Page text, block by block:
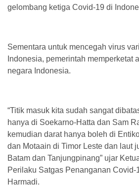
gelombang ketiga Covid-19 di
Sementara untuk mencegah virus
Indonesia, pemerintah memperketat
negara Indonesia.
“Titik masuk kita sudah sangat
hanya di Soekarno-Hatta dan Sam
kemudian darat hanya boleh di
dan Motaain di Timor Leste dan laut
Batam dan Tanjungpinang” ujar
Perilaku Satgas Penanganan Covid-
Harmadi.